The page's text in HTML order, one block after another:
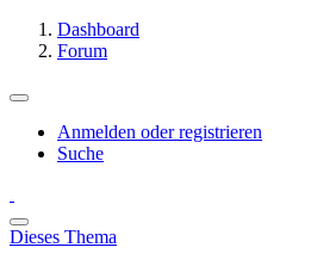
Dashboard
Forum
Anmelden oder registrieren
Suche
Dieses Thema